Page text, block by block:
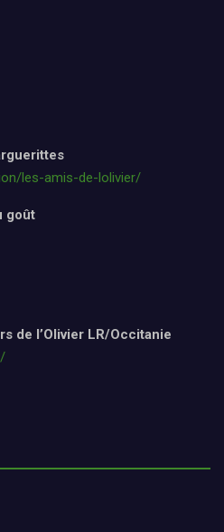
les-amis-de-lolivier/
goût
de l’Olivier LR/Occitanie